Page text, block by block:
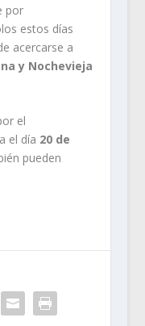
por
estos días
acercarse a
y Nochevieja
el
el día 20 de
pueden